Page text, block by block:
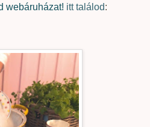
webáruházat! itt találod: